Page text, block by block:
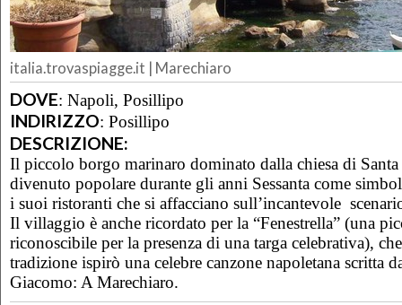
italia.trovaspiagge.it | Marechiaro
DOVE: Napoli, Posillipo
INDIRIZZO: Posillipo
DESCRIZIONE:
Il piccolo borgo marinaro dominato dalla chiesa di
divenuto popolare durante gli anni Sessanta come
i suoi ristoranti che si affacciano sull’incantevole
Il villaggio è anche ricordato per la “Fenestrella” (una
riconoscibile per la presenza di una targa celebrativa),
tradizione ispirò una celebre canzone napoletana scritta
Giacomo: A Marechiaro.